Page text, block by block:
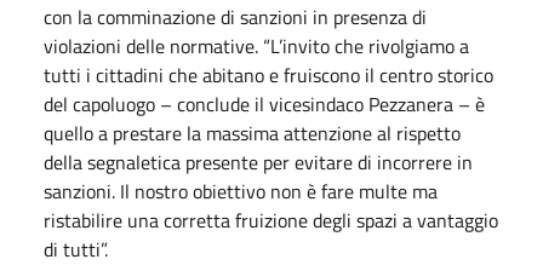
con la comminazione di sanzioni in presenza di
violazioni delle normative. “L’invito che rivolgiamo a
tutti i cittadini che abitano e fruiscono il centro storico
del capoluogo – conclude il vicesindaco Pezzanera – è
quello a prestare la massima attenzione al rispetto
della segnaletica presente per evitare di incorrere in
sanzioni. Il nostro obiettivo non è fare multe ma
ristabilire una corretta fruizione degli spazi a vantaggio
di tutti”.